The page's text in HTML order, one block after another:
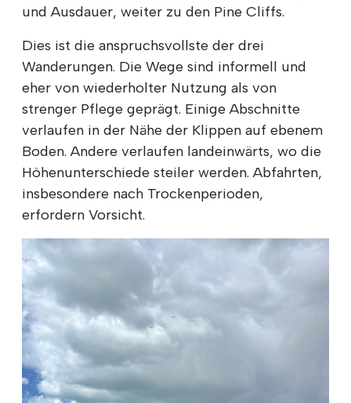
und Ausdauer, weiter zu den Pine Cliffs.
Dies ist die anspruchsvollste der drei
Wanderungen. Die Wege sind informell und
eher von wiederholter Nutzung als von
strenger Pflege geprägt. Einige Abschnitte
verlaufen in der Nähe der Klippen auf ebenem
Boden. Andere verlaufen landeinwärts, wo die
Höhenunterschiede steiler werden. Abfahrten,
insbesondere nach Trockenperioden,
erfordern Vorsicht.